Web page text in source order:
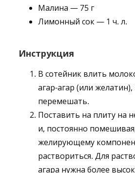
Малина — 75 г
Лимонный сок — 1 ч. л.
Инструкция
В сотейник влить
агар-агар (или желатин),
перемешать.
Поставить на плиту на
и, постоянно
желирующему
раствориться. Для
агара нужна более